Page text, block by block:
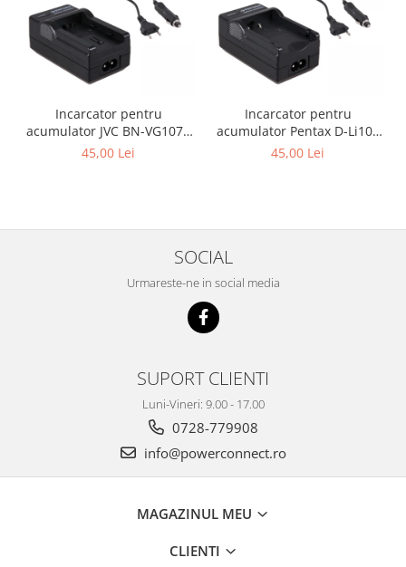
Incarcator pentru
acumulator JVC BN-VG107e
Patona
45,00 Lei
Incarcator pentru
acumulator Pentax D-Li109
Patona
45,00 Lei
SOCIAL
Urmareste-ne in social media
SUPORT CLIENTI
Luni-Vineri: 9.00 - 17.00
0728-779908
info@powerconnect.ro
MAGAZINUL MEU
CLIENTI